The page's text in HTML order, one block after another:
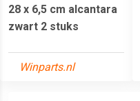
28 x 6,5 cm alcantara
zwart 2 stuks
Winparts.nl